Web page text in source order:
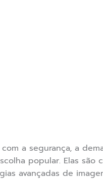
a segurança, a
popular. Elas
avançadas de